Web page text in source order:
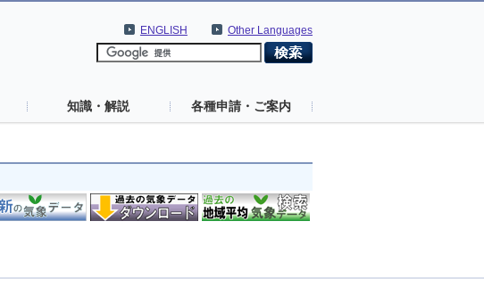
Other Languages
ENGLISH
知識・解説 各種申請・ご案内